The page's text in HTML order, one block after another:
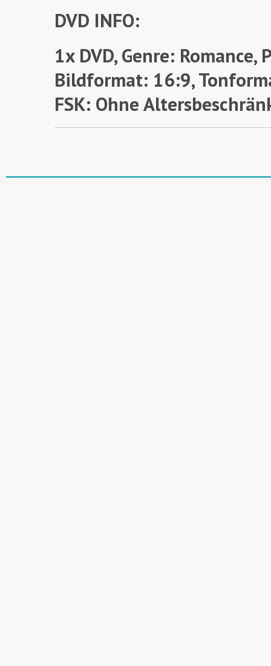
DVD INFO:
1x DVD, Genre:
Bildformat: 16:9,
FSK: Ohne